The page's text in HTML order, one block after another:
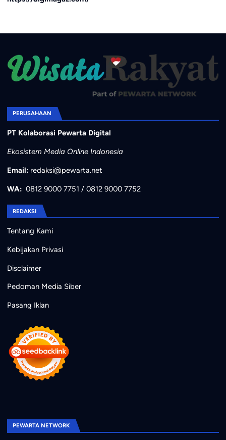
PERUSAHAAN
PT Kolaborasi Pewarta Digital
Ekosistem Media Online Indonesia
Email: redaksi@pewarta.net
WA: 0812 9000 7751 / 0812 9000 7752
REDAKSI
Tentang Kami
Kebijakan Privasi
Disclaimer
Pedoman Media Siber
Pasang Iklan
PEWARTA NETWORK